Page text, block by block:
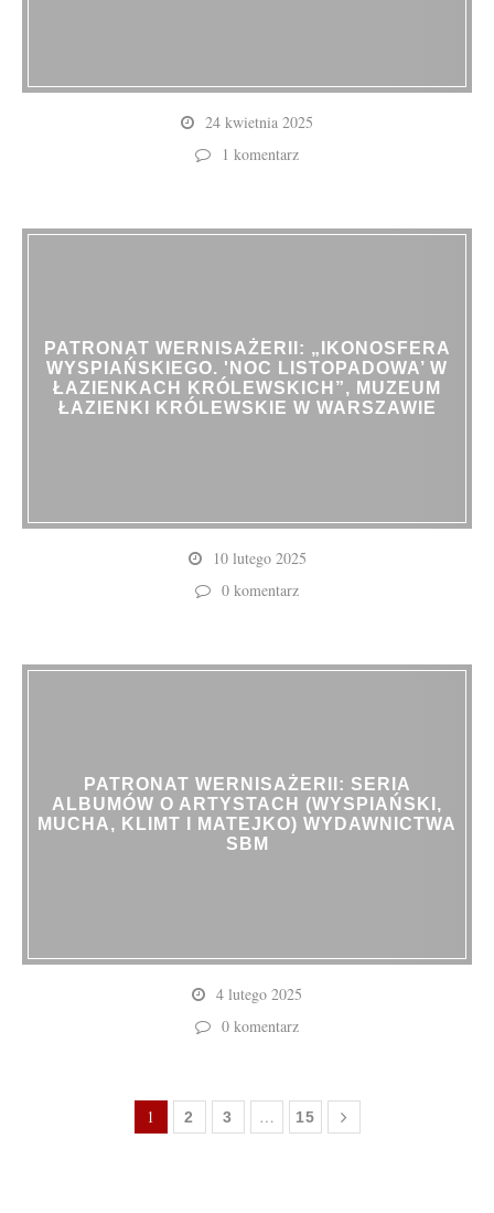
24 kwietnia 2025
1 komentarz
PATRONAT WERNISAŻERII: „IKONOSFERA
WYSPIAŃSKIEGO. 'NOC LISTOPADOWA’ W
ŁAZIENKACH KRÓLEWSKICH”, MUZEUM
ŁAZIENKI KRÓLEWSKIE W WARSZAWIE
10 lutego 2025
0 komentarz
PATRONAT WERNISAŻERII: SERIA
ALBUMÓW O ARTYSTACH (WYSPIAŃSKI,
MUCHA, KLIMT I MATEJKO) WYDAWNICTWA
SBM
4 lutego 2025
0 komentarz
1 2 3 … 15